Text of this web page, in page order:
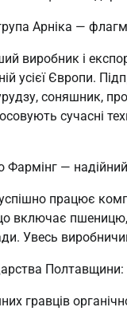
Арніка —
виробник і
усієї Європи.
соняшник,
сучасні
—
працює
включає пшеницю,
Увесь
Полтавщини:
гравців